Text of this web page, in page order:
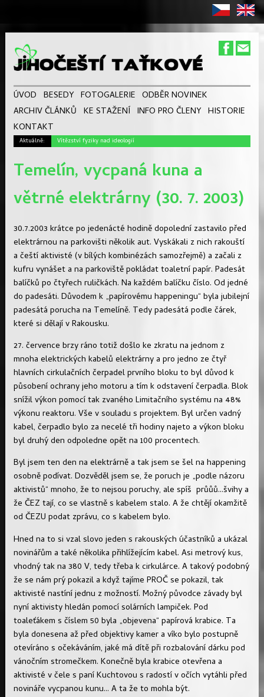
ÚVOD BESEDY FOTOGALERIE ODBĚR NOVINEK
ARCHIV ČLÁNKŮ KE STAŽENÍ INFO PRO ČLENY HISTORIE
KONTAKT
Aktuálně: Vítězství fyziky nad ideologií
Temelín, vycpaná kuna a
větrné elektrárny (30. 7. 2003)
30.7.2003 krátce po jedenácté hodině dopolední zastavilo před
elektrárnou na parkovišti několik aut. Vyskákali z nich rakouští
a čeští aktivisté (v bílých kombinézách samozřejmě) a začali z
kufru vynášet a na parkoviště pokládat toaletní papír. Padesát
balíčků po čtyřech ruličkách. Na každém balíčku číslo. Od jedné
do padesáti. Důvodem k „papírovému happeningu“ byla jubilejní
padesátá porucha na Temelíně. Tedy padesátá podle čárek,
které si dělají v Rakousku.
27. července brzy ráno totiž došlo ke zkratu na jednom z
mnoha elektrických kabelů elektrárny a pro jedno ze čtyř
hlavních cirkulačních čerpadel prvního bloku to byl důvod k
působení ochrany jeho motoru a tím k odstavení čerpadla. Blok
snížil výkon pomocí tak zvaného Limitačního systému na 48%
výkonu reaktoru. Vše v souladu s projektem. Byl určen vadný
kabel, čerpadlo bylo za necelé tři hodiny najeto a výkon bloku
byl druhý den odpoledne opět na 100 procentech.
Byl jsem ten den na elektrárně a tak jsem se šel na happening
osobně podívat. Dozvěděl jsem se, že poruch je „podle názoru
aktivistů“ mnoho, že to nejsou poruchy, ale spíš průůů...švihy a
že ČEZ tají, co se vlastně s kabelem stalo. A že chtějí okamžitě
od ČEZU podat zprávu, co s kabelem bylo.
Hned na to si vzal slovo jeden s rakouských účastníků a ukázal
novinářům a také několika přihlížejícím kabel. Asi metrový kus,
vhodný tak na 380 V, tedy třeba k cirkulárce. A takový podobný
že se nám prý pokazil a když tajíme PROČ se pokazil, tak
aktivisté nastíní jednu z možností. Možný původce závady byl
nyní aktivisty hledán pomocí solárních lampiček. Pod
toaleťákem s číslem 50 byla „objevena“ papírová krabice. Ta
byla donesena až před objektivy kamer a víko bylo postupně
otevíráno s očekáváním, jaké má dítě při rozbalování dárku pod
vánočním stromečkem. Konečně byla krabice otevřena a
aktivisté v čele s paní Kuchtovou s radostí v očích vytáhli před
novináře vycpanou kunu... A ta že to mohla být.